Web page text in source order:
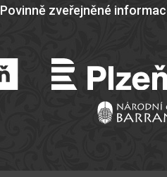
Povinně zveřejněné